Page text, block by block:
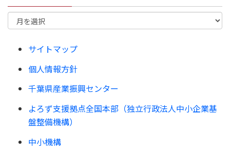
サイトマップ
個人情報方針
千葉県産業振興センター
よろず支援拠点全国本部（独立行政法人中小企業基
盤整備機構）
中小機構